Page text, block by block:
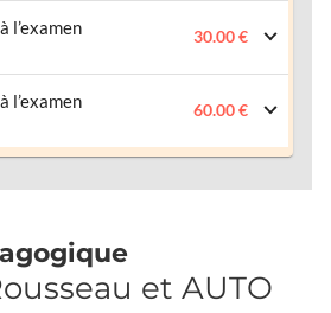
l’examen
30.00 €
l’examen
60.00 €
et AUTO